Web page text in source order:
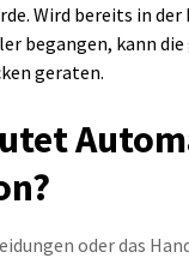
Wird bereits in der
begangen, kann
geraten.
oder das